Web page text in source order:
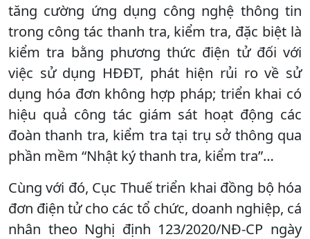
tăng cường ứng dụng công nghệ thông tin
trong công tác thanh tra, kiểm tra, đặc biệt là
kiểm tra bằng phương thức điện tử đối với
việc sử dụng HĐĐT, phát hiện rủi ro về sử
dụng hóa đơn không hợp pháp; triển khai có
hiệu quả công tác giám sát hoạt động các
đoàn thanh tra, kiểm tra tại trụ sở thông qua
phần mềm “Nhật ký thanh tra, kiểm tra”…
Cùng với đó, Cục Thuế triển khai đồng bộ hóa
đơn điện tử cho các tổ chức, doanh nghiệp, cá
nhân theo Nghị định 123/2020/NĐ-CP ngày